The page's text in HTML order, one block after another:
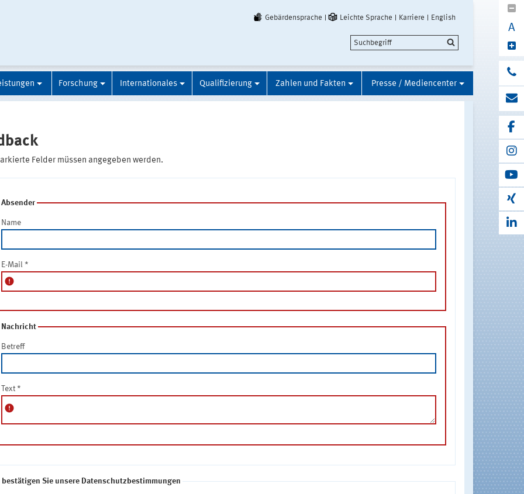
Gebärdensprache Leichte Sprache Karriere English
A
Forschung Internationales Qualifizierung Zahlen und Fakten Presse / Mediencenter
Felder müssen angegeben werden.
Absender
Name
E-Mail *
error
Nachricht
Betreff
Text *
error
Sie unsere Datenschutzbestimmungen